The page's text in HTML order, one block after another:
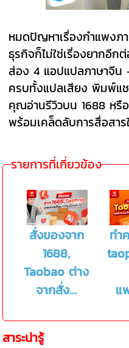
หมดปัญหาเรื่องกำแพงภ
ธุรกิจก็ไม่ใช่เรื่องยากอีก
ส่อง 4 แอปแปลภาษาจี
ครบทั้งแปลเสียง พิมพ์แ
คุณอ่านรีวิวบน 1688 หรื
พร้อมเคล็ดลับการสื่อสา
รายการที่เกี่ยวข้อง
สั่งของจาก
1688,
Taobao ต่าง
จากสั่ง...
ทำ
แ
สาระน่ารู้